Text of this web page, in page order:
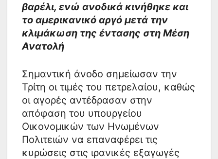
βαρέλι, ενώ ανοδικά κινήθηκε και
το αμερικανικό αργό μετά την
κλιμάκωση της έντασης στη Μέση
Ανατολή
Σημαντική άνοδο σημείωσαν την
Τρίτη οι τιμές του πετρελαίου, καθώς
οι αγορές αντέδρασαν στην
απόφαση του υπουργείου
Οικονομικών των Ηνωμένων
Πολιτειών να επαναφέρει τις
κυρώσεις στις ιρανικές εξαγωγές